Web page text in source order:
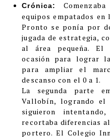
Crónica:
equipos empatados
Pronto se ponía por
jugada de estrategia,
al área pequeña. El
ocasión para lograr
para ampliar el
descanso con el 0 a 1.
La segunda parte
Vallobín, logrando
siguieron
recortaba diferencias
portero. El Colegio